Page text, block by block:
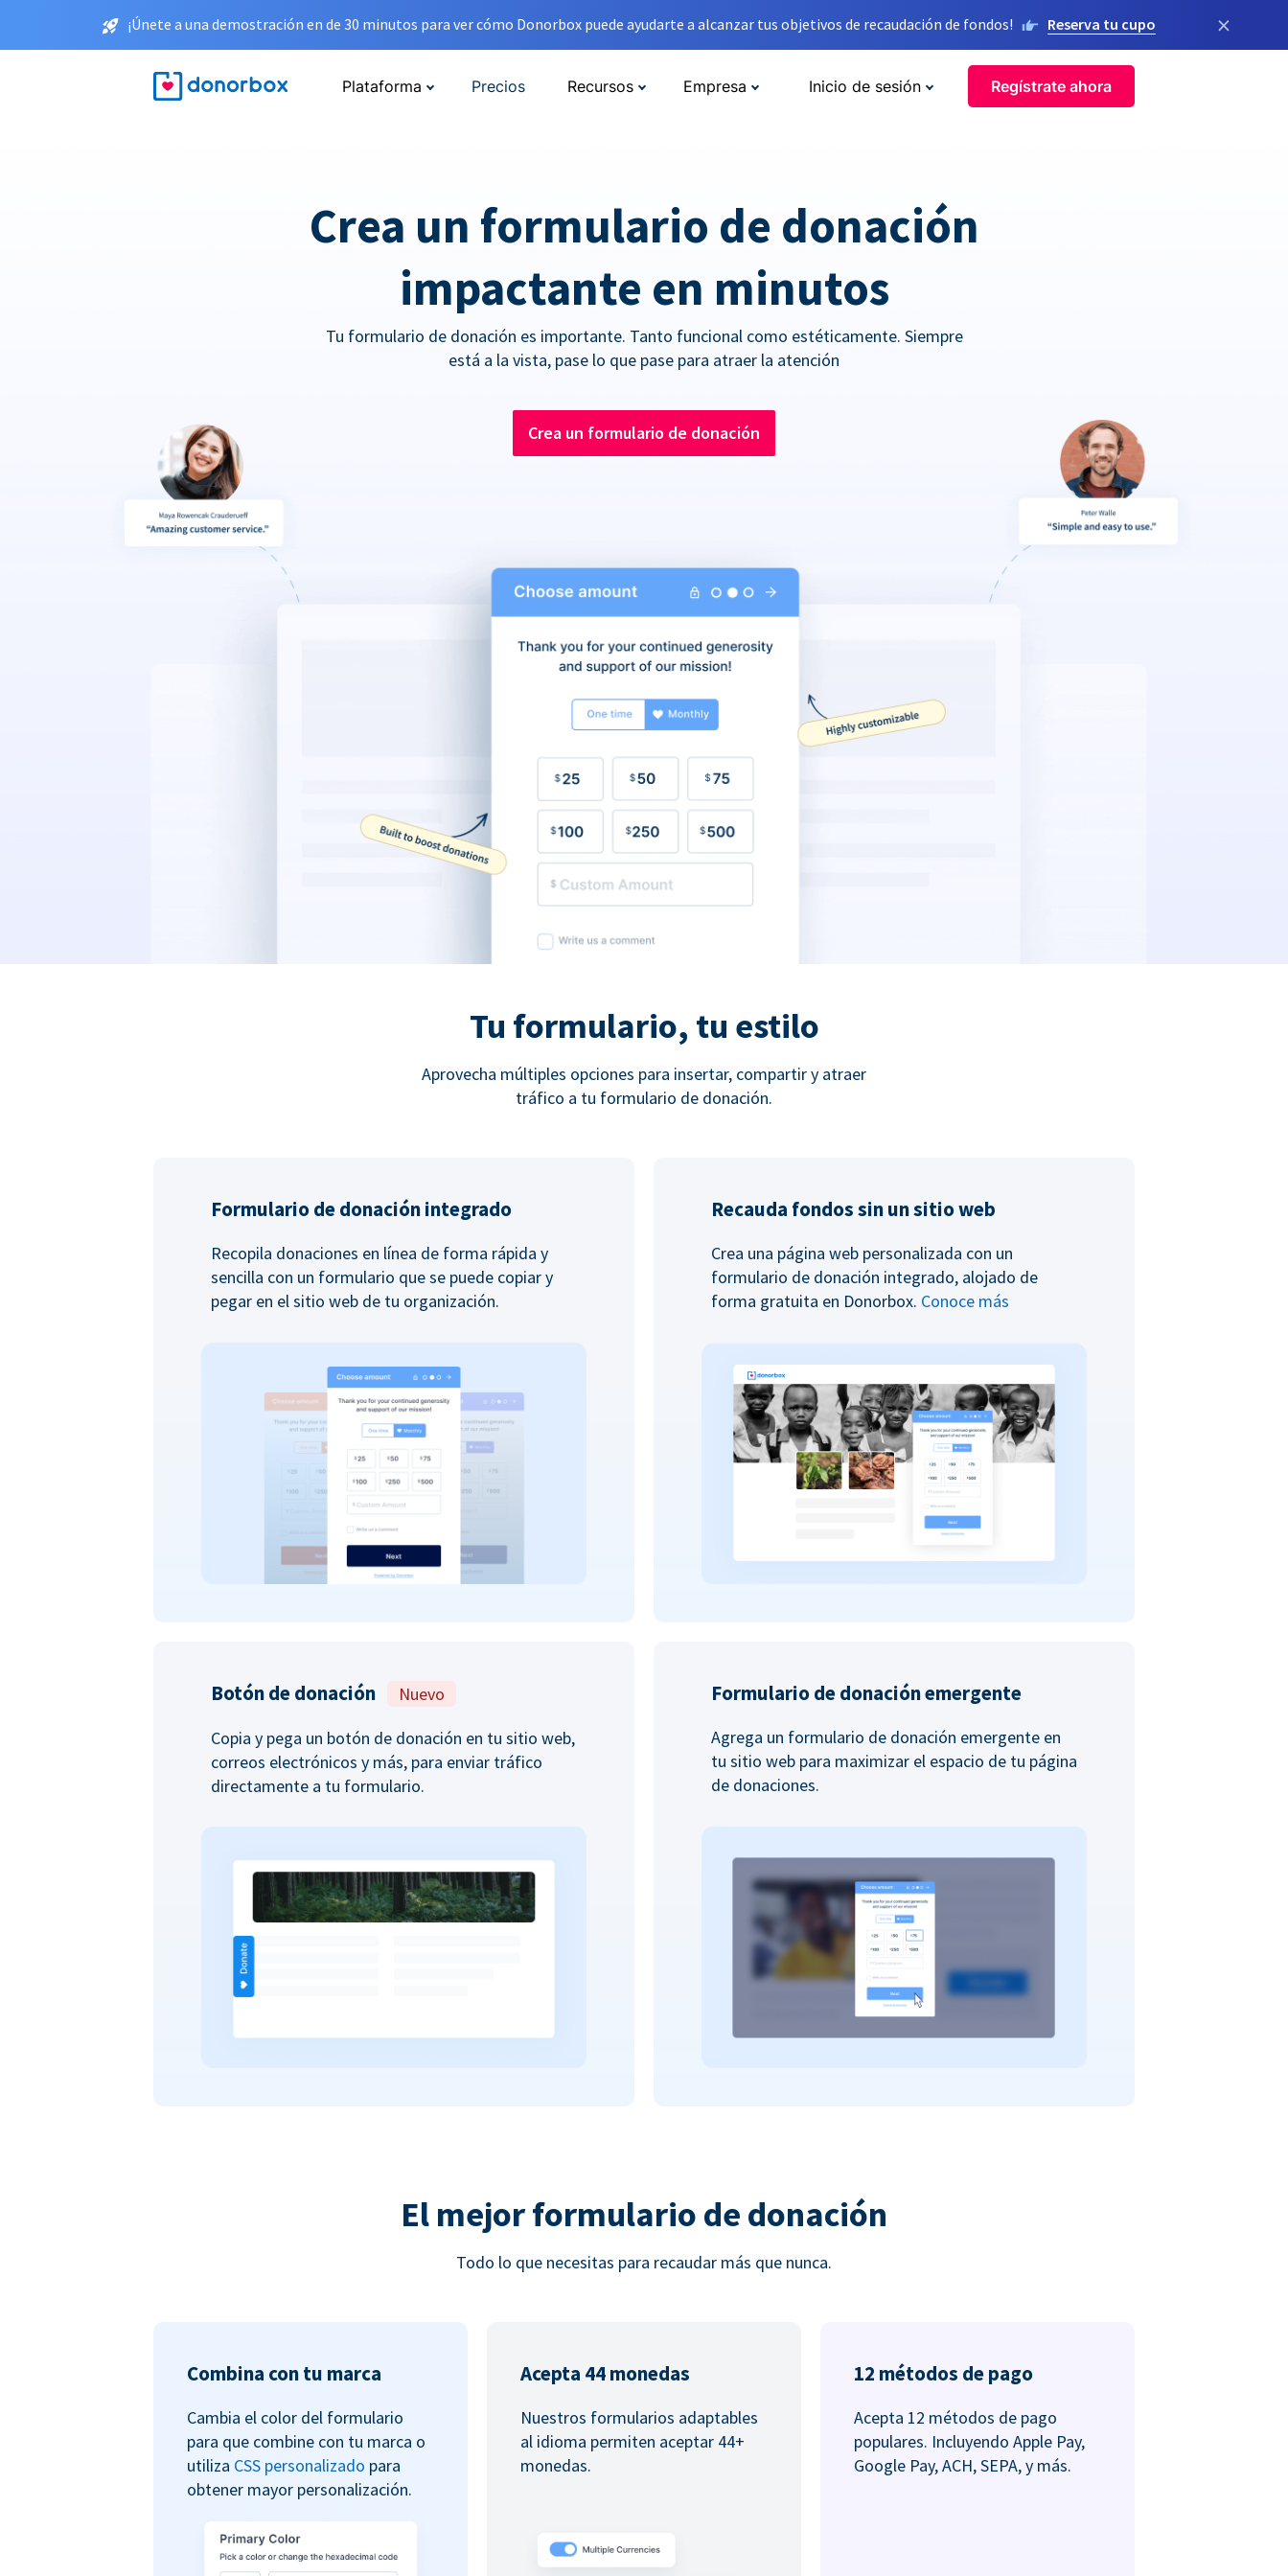
¡Únete a una demostración en de 30 minutos para ver cómo Donorbox puede ayudarte a alcanzar tus objetivos de recaudación de fondos! Reserva tu cupo ×
Plataforma Precios Recursos Empresa Inicio de sesión Regístrate ahora
Crea un formulario de donación
impactante en minutos
Tu formulario de donación es importante. Tanto funcional como estéticamente. Siempre
está a la vista, pase lo que pase para atraer la atención
Crea un formulario de donación
Tu formulario, tu estilo
Aprovecha múltiples opciones para insertar, compartir y atraer
tráfico a tu formulario de donación.
Formulario de donación integrado
Recopila donaciones en línea de forma rápida y
sencilla con un formulario que se puede copiar y
pegar en el sitio web de tu organización.
Recauda fondos sin un sitio web
Crea una página web personalizada con un
formulario de donación integrado, alojado de
forma gratuita en Donorbox. Conoce más
Botón de donación Nuevo
Copia y pega un botón de donación en tu sitio web,
correos electrónicos y más, para enviar tráfico
directamente a tu formulario.
Formulario de donación emergente
Agrega un formulario de donación emergente en
tu sitio web para maximizar el espacio de tu página
de donaciones.
El mejor formulario de donación
Todo lo que necesitas para recaudar más que nunca.
Combina con tu marca
Cambia el color del formulario
para que combine con tu marca o
utiliza CSS personalizado para
obtener mayor personalización.
Acepta 44 monedas
Nuestros formularios adaptables
al idioma permiten aceptar 44+
monedas.
12 métodos de pago
Acepta 12 métodos de pago
populares. Incluyendo Apple Pay,
Google Pay, ACH, SEPA, y más.